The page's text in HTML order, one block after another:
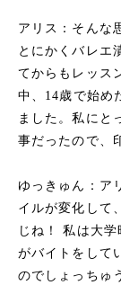
アリス：そんな
とにかくバレエ
てからもレッス
中、14歳で始め
ました。私にと
事だったので、
ゆっきゅん：ア
イルが変化して
じね！ 私は大
がバイトをして
のでしょっちゅ